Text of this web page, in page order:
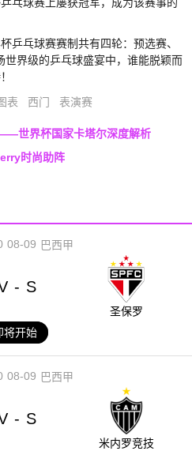
乓球赛上屡获冠军，成为该赛事的
乒乓球赛赛制共有四轮：预选赛、
世界级的乒乓球盛宴中，谁能脱颖而
表 西门 表演赛
世界杯国家卡塔尔深度解析
时尚助阵
08-09 巴西甲
- S
圣保罗
将开始
08-09 巴西甲
- S
米内罗竞技